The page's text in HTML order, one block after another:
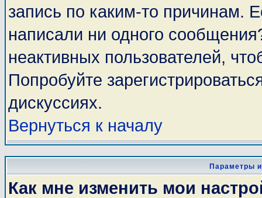
запись по каким-то причинам.
написали ни одного
неактивных пользователей,
Попробуйте
дискуссиях.
Вернуться к началу
Параметры
Как мне изменить мои